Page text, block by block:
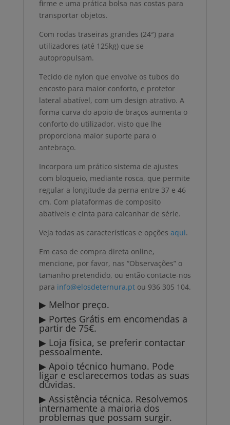
firme e uma prática bolsa nas costas para
transportar objetos.
Com rodas traseiras grandes (24″) para
utilizadores (até 125kg) que se
autopropulsam.
Tecido de nylon que envolve os tubos do
encosto para maior conforto, e protetor
lateral abatível, com um design atrativo. A
forma curva do apoio de braços aumenta o
conforto do utilizador, visto que lhe
proporciona maior suporte para o
antebraço.
Incorpora um prático sistema de ajustes
com bloqueio, mediante rosca, que permite
regular a longitude da perna entre 37 e 46
cm. Com plataformas de composito
abatíveis e cinta para calcanhar de série.
Veja todas as características e opções aqui.
Em caso de compra direta online,
mencione, por favor, nas “Observações” o
tamanho pretendido, ou então contacte-nos
para info@elosdeternura.ptou 936 305 104.
▶ Melhor preço.
▶ Portes Grátis em encomendas a
partir de 75€.
▶ Loja física, se preferir contactar
pessoalmente.
▶ Apoio técnico humano. Pode
ligar e esclarecemos todas as suas
dúvidas.
▶ Assistência técnica. Resolvemos
internamente a maioria dos
problemas que possam surgir.